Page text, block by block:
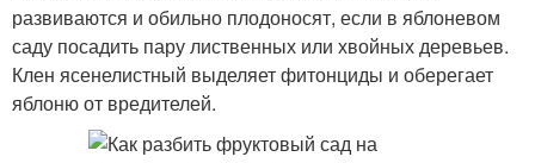
развиваются и обильно плодоносят, если в яблоневом
саду посадить пару лиственных или хвойных деревьев.
Клен ясенелистный выделяет фитонциды и оберегает
яблоню от вредителей.